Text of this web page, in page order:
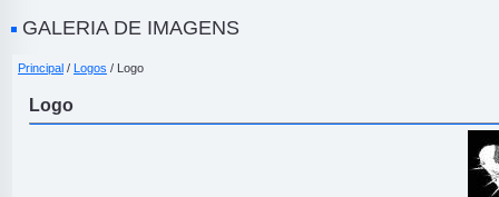
GALERIA DE IMAGENS
Principal / Logos / Logo
Logo